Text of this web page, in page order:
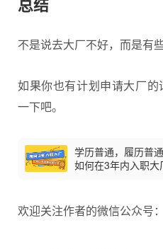
总结
不是说去大厂不好，而是有
如果你也有计划申请大厂
一下吧。
学历普通，履历普
如何在3年内入职大
欢迎关注作者的微信公众号